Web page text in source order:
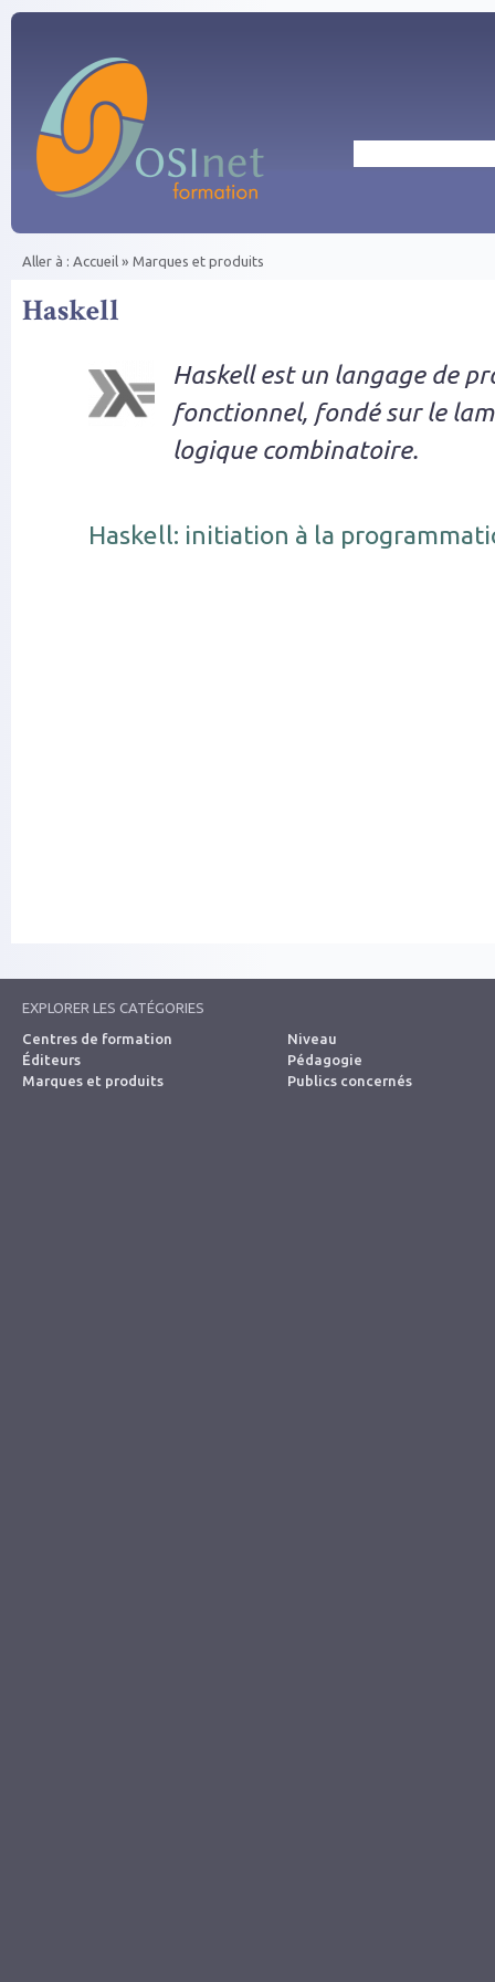
Aller au contenu principal
Aller à : Accueil » Marques et produits
Haskell
Haskell est un langage de
fonctionnel, fondé sur le
logique combinatoire.
Haskell: initiation à la
EXPLORER LES CATÉGORIES
Centres de formation
Niveau
Éditeurs
Pédagogie
Marques et produits
Publics concernés